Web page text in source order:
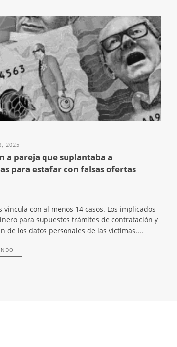
2025
a pareja que suplantaba a
para estafar con falsas ofertas
vincula con al menos 14 casos. Los implicados
para supuestos trámites de contratación y
de los datos personales de las víctimas....